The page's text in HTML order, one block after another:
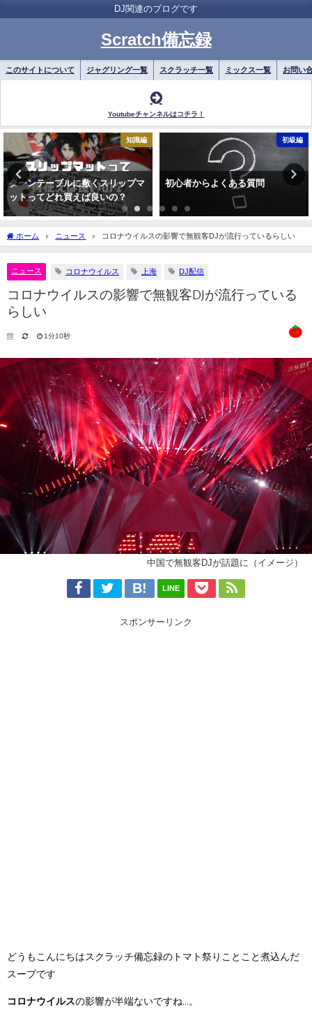
DJ関連のブログです
Scratch備忘録
このサイトについて ジャグリング一覧 スクラッチ一覧 ミックス一覧 お問い
Youtubeチャンネルはコチラ！
知識編
ターンテーブルに敷くスリップマ
ットってどれ買えば良いの？
初級編
初心者からよくある質問
ホーム ニュース コロナウイルスの影響で無観客DJが流行っているらしい
ニュース コロナウイルス 上海 DJ配信
コロナウイルスの影響で無観客DJが流行っている
らしい
1分10秒
中国で無観客DJが話題に（イメージ）
LINE
スポンサーリンク
どうもこんにちはスクラッチ備忘録のトマト祭りことこと煮込んだ
スープです
コロナウイルスの影響が半端ないですね...。